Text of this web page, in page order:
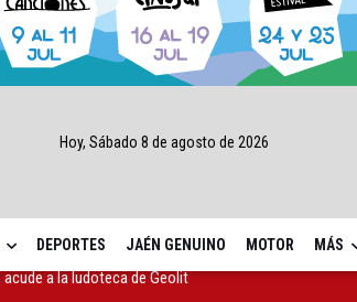
Hoy, Sábado 8 de agosto de 2026
DEPORTES JAÉN GENUINO MOTOR MÁS